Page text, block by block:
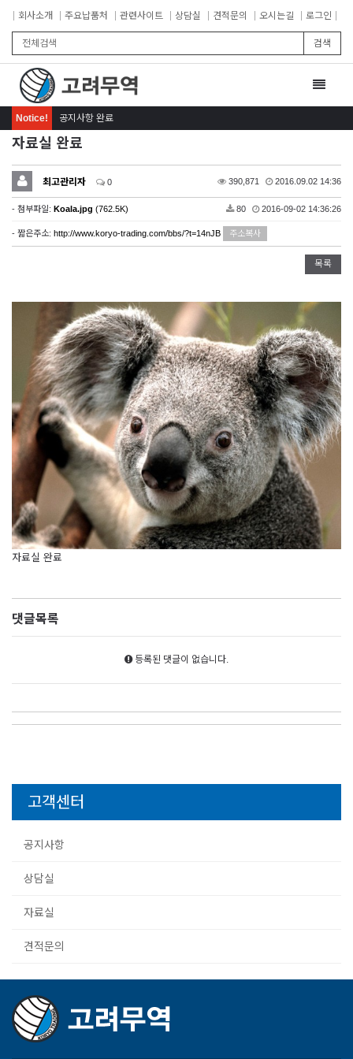
회사소개 주요납품처 관련사이트 상담실 견적문의 오시는길 로그인
검색
Toggle
Notice! 공지사항 완료
자료실 완료
최고관리자 0 390,871 2016.09.02 14:36
- 첨부파일: Koala.jpg (762.5K) 80 2016-09-02 14:36:26
- 짧은주소: http://www.koryo-trading.com/bbs/?t=14nJB 주소복사
목록
자료실 완료
댓글목록
등록된 댓글이 없습니다.
고객센터
공지사항
상담실
자료실
견적문의